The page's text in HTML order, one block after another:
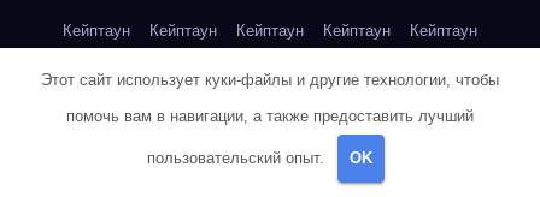
Кейптаун Кейптаун Кейптаун Кейптаун Кейптаун
Кейптаун Кейптаун Кейптаун Кейптаун Кейптаун
Кейптаун
Клубника
Этот сайт использует куки-файлы и другие технологии, чтобы
помочь вам в навигации, а также предоставить лучший
пользовательский опыт. OK